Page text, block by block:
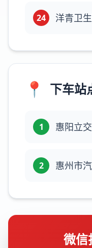
24 洋青卫
📍 下车站
1 惠阳立
2 惠州市
微信